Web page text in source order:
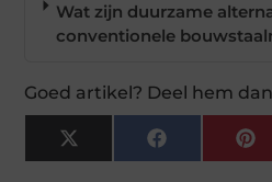
Wat zijn duurzame
conventionele
Goed artikel? Deel hem
X
(Twitter)
Facebook